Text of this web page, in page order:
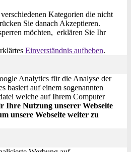
Kategorien die nicht
Sie danachAkzeptieren.
möchten, erklären Sie Ihr
Einverständnis aufheben.
Analytics für die Analyse der
basiert auf einem sogenannten
welche auf Ihrem Computer
Ihre Nutzung unserer Webseite
unsere Webseite weiter zu